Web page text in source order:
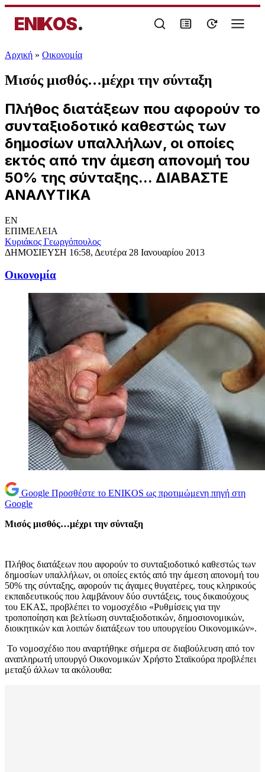
ENIKOS.
Αρχική » Oικονομία
Μισός μισθός…μέχρι την σύνταξη
Πλήθος διατάξεων που αφορούν το
συνταξιοδοτικό καθεστώς των
δημοσίων υπαλλήλων, οι οποίες
εκτός από την άμεση απονομή του
50% της σύνταξης... ΔΙΑΒΑΣΤΕ
ΑΝΑΛΥΤΙΚΑ
EN
ΕΠΙΜΕΛΕΙΑ
Κυριάκος Γεωργόπουλος
ΔΗΜΟΣΙΕΥΣΗ 16:58, Δευτέρα 28 Ιανουαρίου 2013
Oικονομία
Google Προσθέστε το ENIKOS ως προτιμώμενη πηγή στη
Google
Μισός μισθός…μέχρι την σύνταξη
Πλήθος διατάξεων που αφορούν το συνταξιοδοτικό καθεστώς των
δημοσίων υπαλλήλων, οι οποίες εκτός από την άμεση απονομή του
50% της σύνταξης, αφορούν τις άγαμες θυγατέρες, τους κληρικούς
εκπαιδευτικούς που λαμβάνουν δύο συντάξεις, τους δικαιούχους
του ΕΚΑΣ, προβλέπει το νομοσχέδιο «Ρυθμίσεις για την
τροποποίηση και βελτίωση συνταξιοδοτικών, δημοσιονομικών,
διοικητικών και λοιπών διατάξεων του υπουργείου Οικονομικών».
Το νομοσχέδιο που αναρτήθηκε σήμερα σε διαβούλευση από τον
αναπληρωτή υπουργό Οικονομικών Χρήστο Σταϊκούρα προβλέπει
μεταξύ άλλων τα ακόλουθα: